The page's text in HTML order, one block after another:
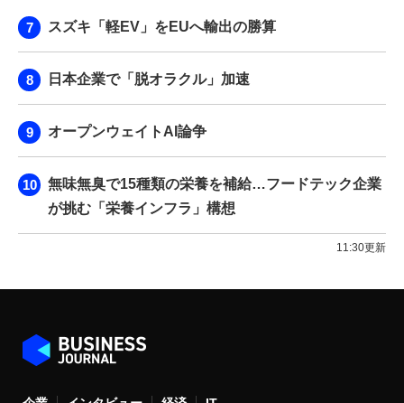
スズキ「軽EV」をEUへ輸出の勝算
日本企業で「脱オラクル」加速
オープンウェイトAI論争
無味無臭で15種類の栄養を補給…フードテック企業
が挑む「栄養インフラ」構想
11:30更新